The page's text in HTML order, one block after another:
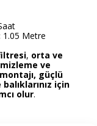
1.05 Metre
, orta ve
ve
güçlü
için
olur.